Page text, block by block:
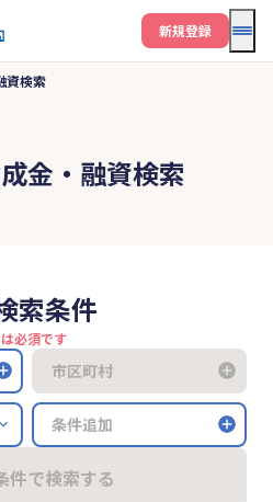
メ
新規登録
資検索
金・融資検索
索条件
必須です
市区町村
条件追加
件で検索する